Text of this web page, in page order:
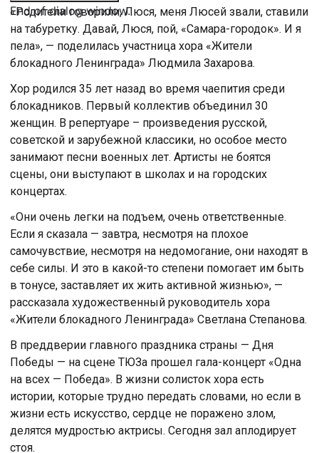
End of dialog window.
«Родители говорили, Люся, меня Люсей звали, ставили
на табуретку. Давай, Люся, пой, «Самара-городок». И я
пела», — поделилась участница хора «Жители
блокадного Ленинграда» Людмила Захарова.
Хор родился 35 лет назад во время чаепития среди
блокадников. Первый коллектив объединил 30
женщин. В репертуаре – произведения русской,
советской и зарубежной классики, но особое место
занимают песни военных лет. Артисты не боятся
сцены, они выступают в школах и на городских
концертах.
«Они очень легки на подъем, очень ответственные.
Если я сказала — завтра, несмотря на плохое
самочувствие, несмотря на недомогание, они находят в
себе силы. И это в какой-то степени помогает им быть
в тонусе, заставляет их жить активной жизнью», —
рассказала художественный руководитель хора
«Жители блокадного Ленинграда» Светлана Степанова.
В преддверии главного праздника страны — Дня
Победы — на сцене ТЮЗа прошел гала-концерт «Одна
на всех — Победа». В жизни солисток хора есть
истории, которые трудно передать словами, но если в
жизни есть искусство, сердце не поражено злом,
делятся мудростью актрисы. Сегодня зал аплодирует
стоя.